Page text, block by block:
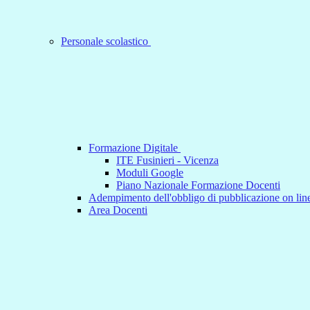
Personale scolastico
Formazione Digitale
ITE Fusinieri - Vicenza
Moduli Google
Piano Nazionale Formazione Docenti
Adempimento dell'obbligo di pubblicazione on
Area Docenti